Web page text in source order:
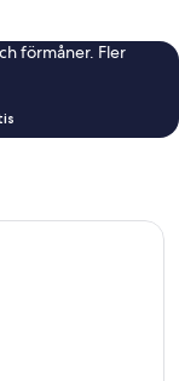
förmåner. Fler